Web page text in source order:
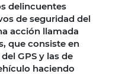
delincuentes
de seguridad del
acción llamada
que consiste en
GPS y las de
haciendo